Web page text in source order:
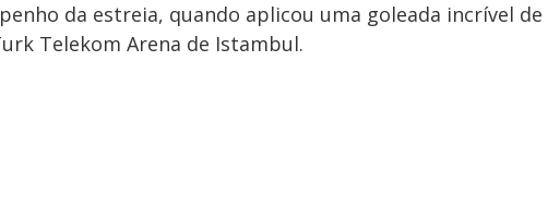
da estreia, quando aplicou uma goleada incrível de
Telekom Arena de Istambul.